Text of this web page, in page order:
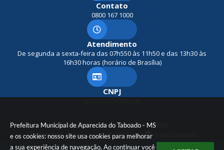
Prefeitura Municipal de Aparecida do Taboado - MS
e os cookies: nosso site usa cookies para melhorar
a sua experiência de navegação. Ao continuar você
Contato
0800 167 1000
Atendimento
De segunda a sexta-feira das 07h550 às 11h50 e das 13h30 às
16h30 horas (horário de Brasília)
CNPJ
Versão do Sistema:3.5.3 - 19/06/2026
Portal atualizado em:07/08/2026 08:46